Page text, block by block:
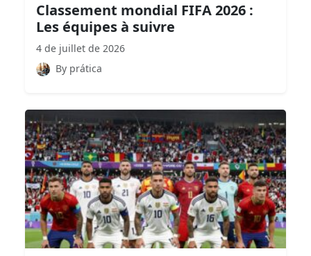
Classement mondial FIFA 2026 :
Les équipes à suivre
4 de juillet de 2026
By prática